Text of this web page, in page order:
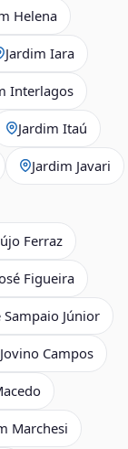
Helena
Jardim Iara
Interlagos
Jardim Itaú
Jardim Javari
Ferraz
Figueira
Sampaio Júnior
Campos
Marchesi